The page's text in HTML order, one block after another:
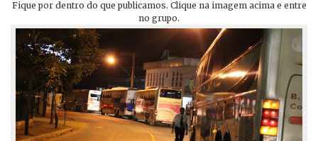
Fique por dentro do que publicamos. Clique na imagem acima e entre
no grupo.